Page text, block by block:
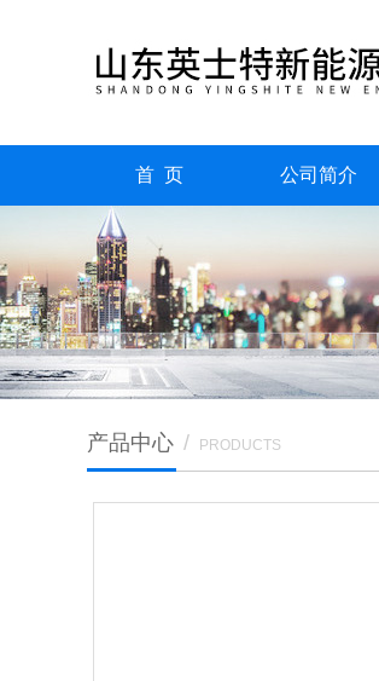
首 页 公司简介
产品中心 / PRODUCTS